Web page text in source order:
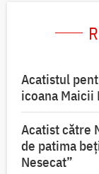
Acatistul
icoana Maicii
Acatist către
de patima
Nesecat”